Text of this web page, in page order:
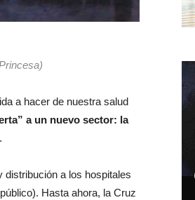
a hacer de nuestra salud
a un nuevo sector: la
a los hospitales
Hasta ahora, la Cruz